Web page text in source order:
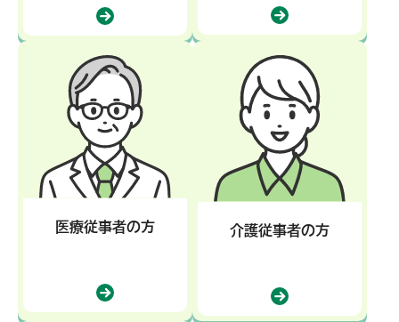
医療従事者の方 介護従事者の方